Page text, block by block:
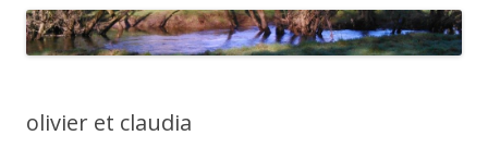
olivier et claudia